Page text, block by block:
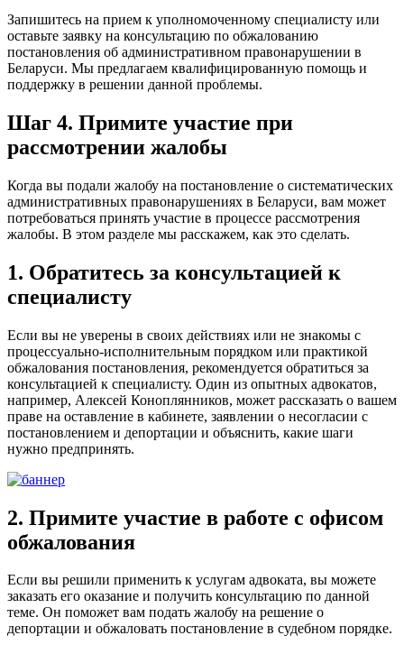
Запишитесь на прием к уполномоченному специалисту или
оставьте заявку на консультацию по обжалованию
постановления об административном правонарушении в
Беларуси. Мы предлагаем квалифицированную помощь и
поддержку в решении данной проблемы.
Шаг 4. Примите участие при
рассмотрении жалобы
Когда вы подали жалобу на постановление о систематических
административных правонарушениях в Беларуси, вам может
потребоваться принять участие в процессе рассмотрения
жалобы. В этом разделе мы расскажем, как это сделать.
1. Обратитесь за консультацией к
специалисту
Если вы не уверены в своих действиях или не знакомы с
процессуально-исполнительным порядком или практикой
обжалования постановления, рекомендуется обратиться за
консультацией к специалисту. Один из опытных адвокатов,
например, Алексей Коноплянников, может рассказать о вашем
праве на оставление в кабинете, заявлении о несогласии с
постановлением и депортации и объяснить, какие шаги
нужно предпринять.
2. Примите участие в работе с офисом
обжалования
Если вы решили применить к услугам адвоката, вы можете
заказать его оказание и получить консультацию по данной
теме. Он поможет вам подать жалобу на решение о
депортации и обжаловать постановление в судебном порядке.